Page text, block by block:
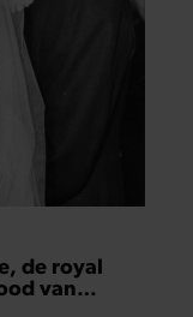
de royal
van